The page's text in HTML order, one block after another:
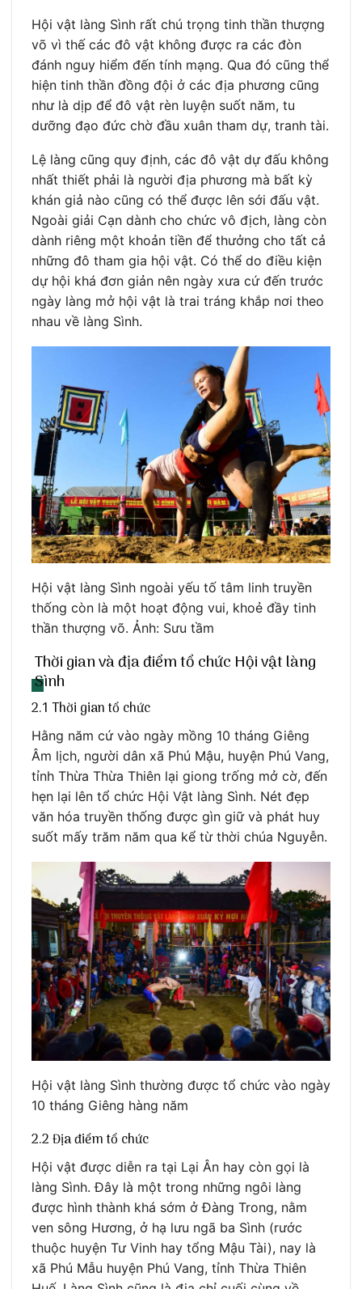
Hội vật làng Sình rất chú trọng tinh thần thượng
võ vì thế các đô vật không được ra các đòn
đánh nguy hiểm đến tính mạng. Qua đó cũng thể
hiện tinh thần đồng đội ở các địa phương cũng
như là dịp để đô vật rèn luyện suốt năm, tu
dưỡng đạo đức chờ đầu xuân tham dự, tranh tài.
Lệ làng cũng quy định, các đô vật dự đấu không
nhất thiết phải là người địa phương mà bất kỳ
khán giả nào cũng có thể được lên sới đấu vật.
Ngoài giải Cạn dành cho chức vô địch, làng còn
dành riêng một khoản tiền để thưởng cho tất cả
những đô tham gia hội vật. Có thể do điều kiện
dự hội khá đơn giản nên ngày xưa cứ đến trước
ngày làng mở hội vật là trai tráng khắp nơi theo
nhau về làng Sình.
Hội vật làng Sình ngoài yếu tố tâm linh truyền
thống còn là một hoạt động vui, khoẻ đầy tinh
thần thượng võ. Ảnh: Sưu tầm
Thời gian và địa điểm tổ chức Hội vật làng
Sình
2.1 Thời gian tổ chức
Hằng năm cứ vào ngày mồng 10 tháng Giêng
Âm lịch, người dân xã Phú Mậu, huyện Phú Vang,
tỉnh Thừa Thừa Thiên lại giong trống mở cờ, đến
hẹn lại lên tổ chức Hội Vật làng Sình. Nét đẹp
văn hóa truyền thống được gìn giữ và phát huy
suốt mấy trăm năm qua kể từ thời chúa Nguyễn.
Hội vật làng Sình thường được tổ chức vào ngày
10 tháng Giêng hàng năm
2.2 Địa điểm tổ chức
Hội vật được diễn ra tại Lại Ân hay còn gọi là
làng Sình. Đây là một trong những ngôi làng
được hình thành khá sớm ở Đàng Trong, nằm
ven sông Hương, ở hạ lưu ngã ba Sình (rước
thuộc huyện Tư Vinh hay tổng Mậu Tài), nay là
xã Phú Mẫu huyện Phú Vang, tỉnh Thừa Thiên